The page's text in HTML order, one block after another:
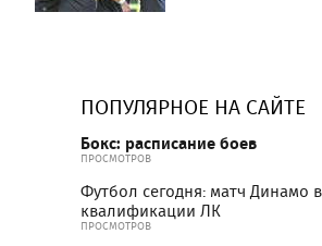
ПОПУЛЯРНОЕ НА САЙТЕ
Бокс: расписание боев
ПРОСМОТРОВ
Футбол сегодня: матч Динамо
квалификации ЛК
ПРОСМОТРОВ